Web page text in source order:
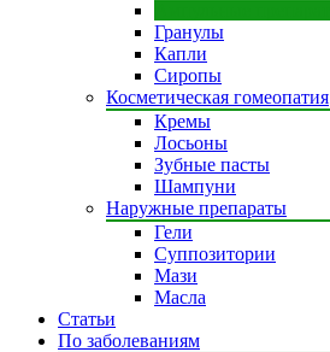
Гранулы
Капли
Сиропы
Косметическая гомеопатия
Кремы
Лосьоны
Зубные пасты
Шампуни
Наружные препараты
Гели
Суппозитории
Мази
Масла
Статьи
По заболеваниям